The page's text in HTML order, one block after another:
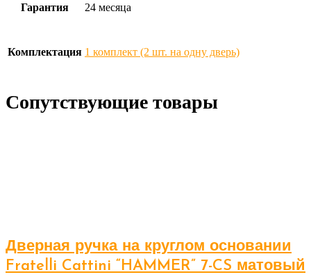
Гарантия 24 месяца
Комплектация 1 комплект (2 шт. на одну дверь)
Сопутствующие товары
Дверная ручка на круглом основании
Fratelli Cattini “HAMMER” 7-CS матовый